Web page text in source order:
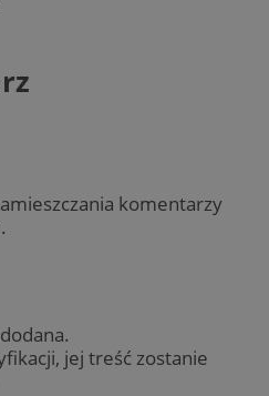
komentarzy
jej treść zostanie